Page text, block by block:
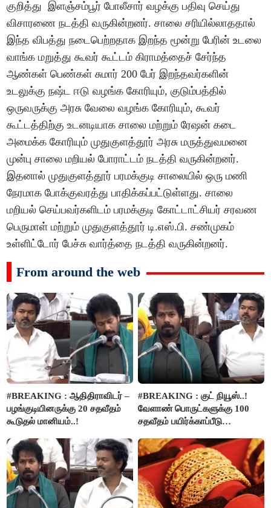
குறித்து இளஞ்சம்பூர் போலீசார் வழக்கு பதிவு செய்து
விசாரணை நடத்தி வருகின்றனர். சாலை சரியில்லாததால்
இந்த விபத்து நடைபெற்றதாக இறந்த மூன்று பேரின் உடலை
வாங்க மறுத்து கூவர் கூட்டம் கிராமத்தைச் சேர்ந்த
ஆண்கள் பெண்கள் சுமார் 200 பேர் இறந்தவர்களின்
உடலுக்கு நஷ்ட ஈடு வழங்க கோரியும், குடும்பத்தில்
ஒருவருக்கு அரசு வேலை வழங்க கோரியும், கூவர்
கூட்டத்திற்கு உடனடியாக சாலை மற்றும் ரேஷன் கடை
அமைக்க கோரியும் முதுகுளத்தூர் அரசு மருத்துவமனை
முன்பு சாலை மறியல் போராட்டம் நடத்தி வருகின்றனர்.
இதனால் முதுகுளத்தூர் பரமக்குடி சாலையில் ஒரு மணி
நேரமாக போக்குவரத்து பாதிக்கப்பட்டுள்ளது. சாலை
மறியல் செய்பவர்களிடம் பரமக்குடி கோட்டாட்சியர் சரவண
பெருமாள் மற்றும் முதுகுளத்தூர் டி.எஸ்.பி. சண்முகம்
உள்ளிட்டோர் பேச்சு வார்த்தை நடத்தி வருகின்றனர்.
From around the web
#BREAKING : ஆதிதிராவிடர் –
பழங்குடியினருக்கு 20 சதவீதம்
கூடுதல் மானியம்..!
#BREAKING : குட் நியூஸ்..!
வேளாண் பொருட்களுக்கு 100
சதவீதம் பயிர்க்காப்பீடு
வினோத்..!